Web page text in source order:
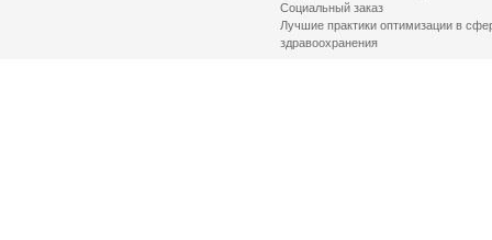
Социальный заказ
Лучшие практики оптимизации в
здравоохранения